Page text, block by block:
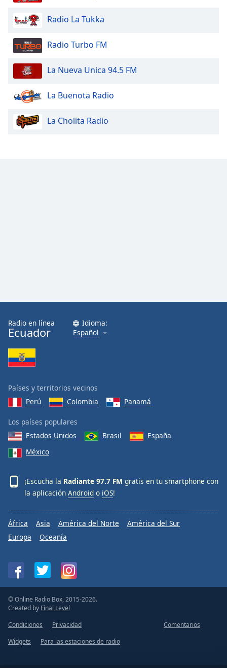
Radio La Tukka
Radio Turbo FM
La Nueva Unica 94.5 FM
La Buenota Radio
La Cholita Radio
Radio en línea
Ecuador
Idioma:
Español
Países y territorios vecinos
Perú
Colombia Panamá
Los países populares
Estados Unidos
Brasil
España
México
¡Escucha la Radiante 97.7 FM gratis en tu smartphone con
la aplicación Android o iOS!
África Asia América del Norte
América del Sur
Europa
Oceanía
© Online Radio Box, 2015-2026.
Created by Final Level
Condiciones
Privacidad
Comentarios
Widgets
Para las estaciones de radio